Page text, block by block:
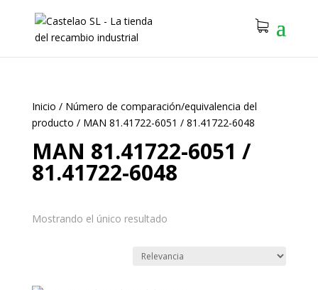
Inicio / Número de comparación/equivalencia del
producto / MAN 81.41722-6051 / 81.41722-6048
MAN 81.41722-6051 /
81.41722-6048
Mostrando el único resultado